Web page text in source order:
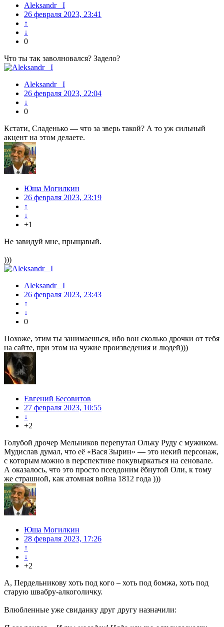
Aleksandr_ I
26 февраля 2023, 23:41
↑
↓
0
Что ты так заволновался? Задело?
Aleksandr_ I
26 февраля 2023, 22:04
↓
0
Кстати, Сладенько — что за зверь такой? А то уж сильный
акцент на этом делаете.
Юша Могилкин
26 февраля 2023, 23:19
↑
↓
+1
Не завидуй мне, прыщавый.
)))
Aleksandr_ I
26 февраля 2023, 23:43
↑
↓
0
Похоже, этим ты занимаешься, ибо вон сколько дрочки от тебя
на сайте, при этом на чужие произведения и людей)))
Евгений Бесовитов
27 февраля 2023, 10:55
↓
+2
Голубой дрочер Мельников перепутал Ольку Руду с мужиком.
Мудислав думал, что её «Вася Зырин» — это некий персонаж,
с которым можно в перспективе покувыркаться на сеновале.
А оказалось, что это просто псевдоним ёбнутой Оли, к тому
же страшной, как атомная война 1812 года )))
Юша Могилкин
28 февраля 2023, 17:26
↑
↓
+2
А, Пердельникову хоть под кого – хоть под бомжа, хоть под
старую швабру-алкоголичку.
Влюбленные уже свиданку друг другу назначили: